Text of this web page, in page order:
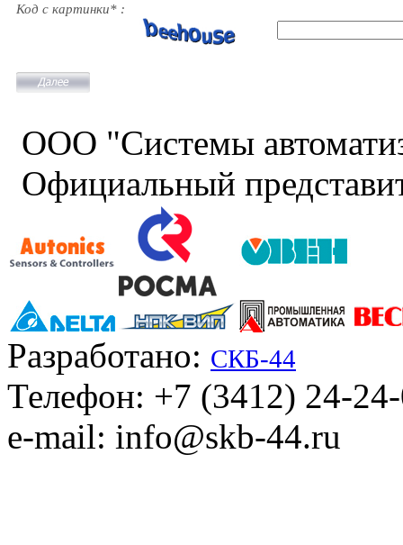
Код с картинки* :
ООО "Системы
Официальный
Разработано: СКБ-44
Телефон: +7 (3412) 24-
e-mail: info@skb-44.ru